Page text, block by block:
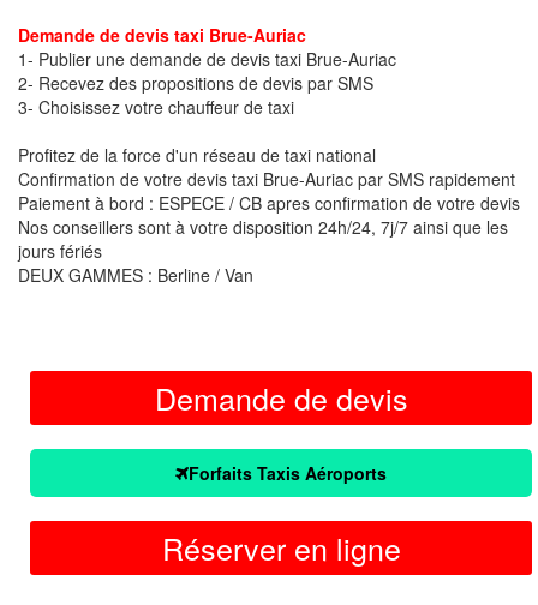
Demande de devis taxi Brue-Auriac
1- Publier une demande de devis taxi Brue-Auriac
2- Recevez des propositions de devis par SMS
3- Choisissez votre chauffeur de taxi
Profitez de la force d'un réseau de taxi national
Confirmation de votre devis taxi Brue-Auriac par SMS rapidement
Paiement à bord : ESPECE / CB apres confirmation de votre devis
Nos conseillers sont à votre disposition 24h/24, 7j/7 ainsi que les
jours fériés
DEUX GAMMES : Berline / Van
Demande de devis
Forfaits Taxis Aéroports
Réserver en ligne